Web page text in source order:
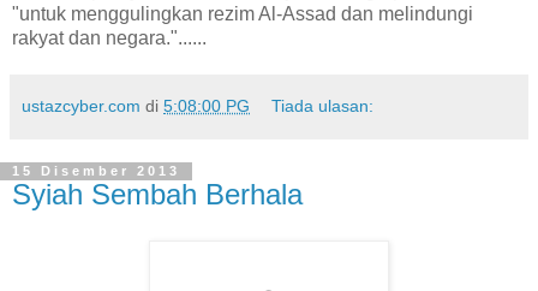
"untuk menggulingkan rezim Al-Assad dan melindungi
rakyat dan negara."......
ustazcyber.com di 5:08:00 PG Tiada ulasan:
15 Disember 2013
Syiah Sembah Berhala